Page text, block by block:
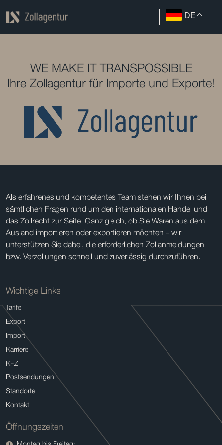
DE
WE MAKE IT TRANSPOSSIBLE
Ihre Zollagentur für Importe und Exporte!
Als erfahrenes und kompetentes Team stehen wir Ihnen bei
sämtlichen Fragen rund um den internationalen Handel und
das Zollrecht zur Seite. Ganz gleich, ob Sie Waren aus dem
Ausland importieren oder exportieren möchten – wir
unterstützen Sie dabei, die erforderlichen Zollanmeldungen
bzw. Verzollungen schnell und zuverlässig durchzuführen.
Wichtige Links
Tarife
Export
Import
Karriere
KFZ
Postsendungen
Standorte
Kontakt
Öffnungszeiten